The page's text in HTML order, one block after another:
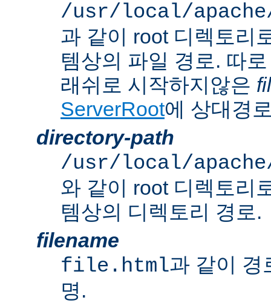
/usr/local/
과 같이 root 디렉토리
템상의 파일 경로. 따
래쉬로 시작하지않은
ServerRoot에 상대경
directory-path
/usr/local/
와 같이 root 디렉토리
템상의 디렉토리 경로.
filename
file.html과 같이 경
명.